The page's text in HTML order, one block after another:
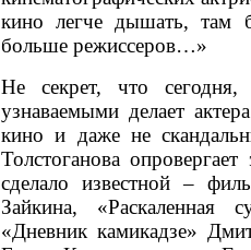
кино легче дышать, там
больше режиссеров…»
Не секрет, что
узнаваемыми делает
кино и даже не
Толстоганова
сделало известной –
Зайкина, «Раскаленная
«Дневник камикадзе»